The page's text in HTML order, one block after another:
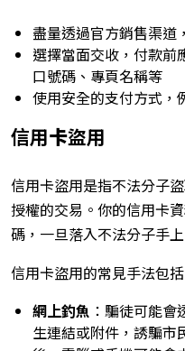
盡量透過官方銷售渠道
選擇當面交收，付款前
口號碼、專頁名稱等
使用安全的支付方式，
信用卡盜用
信用卡盜用是指不法分子
授權的交易。你的信用卡
碼，一旦落入不法分子手
信用卡盜用的常見手法包括
網上釣魚 ：騙徒可能
生連結或附件，誘騙市